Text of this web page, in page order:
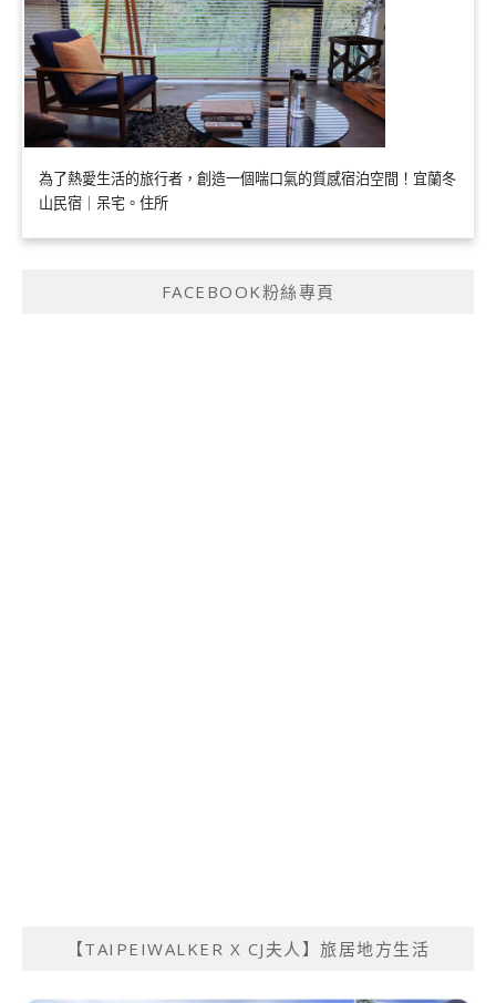
為了熱愛生活的旅行者，創造一個喘口氣的質感宿泊空間！宜蘭冬
山民宿｜呆宅。住所
FACEBOOK粉絲專頁
【TAIPEIWALKER X CJ夫人】旅居地方生活